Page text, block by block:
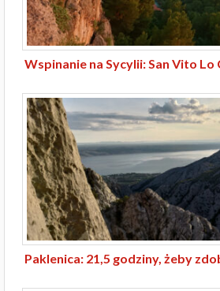
Wspinanie na Sycylii: San Vito Lo
Paklenica: 21,5 godziny, żeby